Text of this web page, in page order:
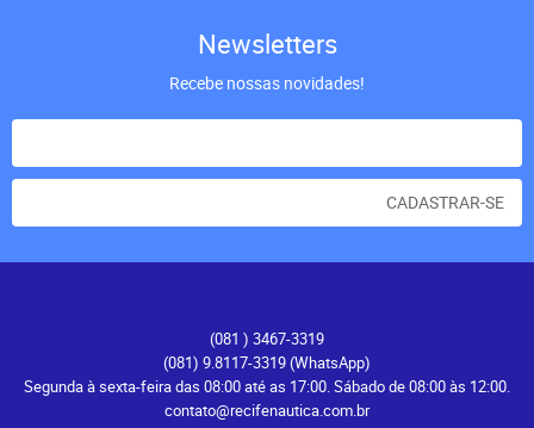
Newsletters
Recebe nossas novidades!
CADASTRAR-SE
(081 ) 3467-3319
(081) 9.8117-3319(WhatsApp)
Segunda à sexta-feira das 08:00 até as 17:00. Sábado de 08:00 às 12:00.
contato@recifenautica.com.br